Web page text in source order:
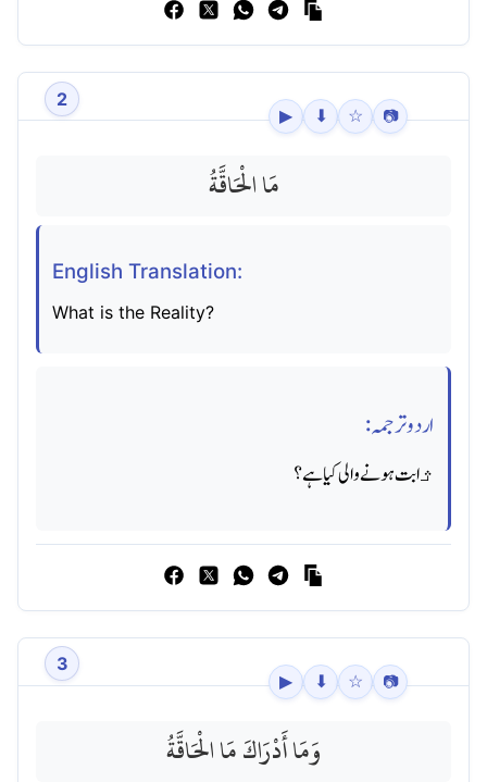
2
▶ ⬇ ☆ 📷
مَا الْحَاقَّةُ
English Translation:
What is the Reality?
اردو ترجمہ:
ﺛابت ہونے والی کیا ہے؟
3
▶ ⬇ ☆ 📷
وَمَا أَدْرَاكَ مَا الْحَاقَّةُ